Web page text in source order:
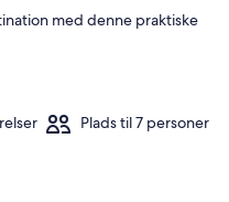
med denne praktiske
Plads til 7 personer